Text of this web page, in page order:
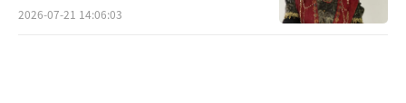
2026-07-21 14:06:03